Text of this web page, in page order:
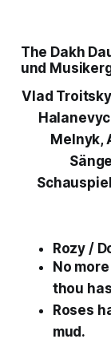
The Dakh
und
Vlad
Melnyk,
Rozy /
No
thou
Roses
mud.